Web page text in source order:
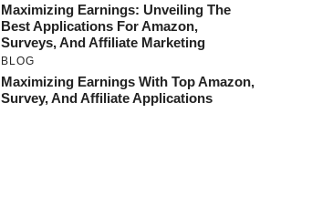
Maximizing Earnings: Unveiling The
Best Applications For Amazon,
Surveys, And Affiliate Marketing
BLOG
Maximizing Earnings With Top Amazon,
Survey, And Affiliate Applications